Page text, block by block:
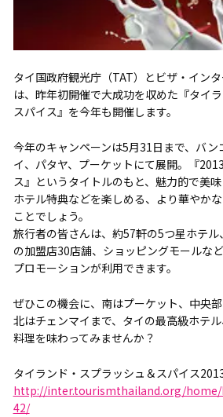
タイ国政府観光庁（TAT）とビザ・インタ
は、昨年初開催で大成功を収めた『タイ
スパイス』を今年も開催します。
今年のキャンペーンは5月31日まで、バン
イ、パタヤ、プーケットにて展開。『
ス』というタイトルのもと、魅力的で美
ホテル特典などを楽しめる、より華やか
ことでしょう。
旅行者の皆さんは、約57軒の5つ星ホテ
の加盟店30店舗、ショッピングモールな
プロモーションが利用できます。
ぜひこの機会に、南はプーケット、中央部
北はチェンマイまで、タイの最高級ホテ
料理を味わってみませんか？
タイランド・スプラッシュ＆スパイス
http://inter.tourismthailand.org/
42/